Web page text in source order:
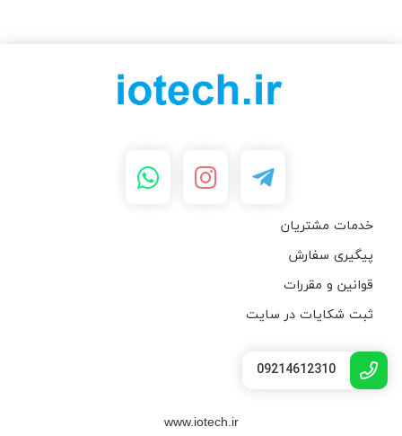
خدمات مشتریان
پیگیری سفارش
قوانین و مقررات
ثبت شکایات در سایت
09214612310
www.iotech.ir